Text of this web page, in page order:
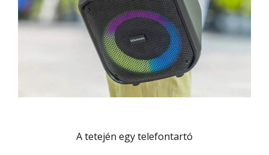
A tetején egy telefontartó